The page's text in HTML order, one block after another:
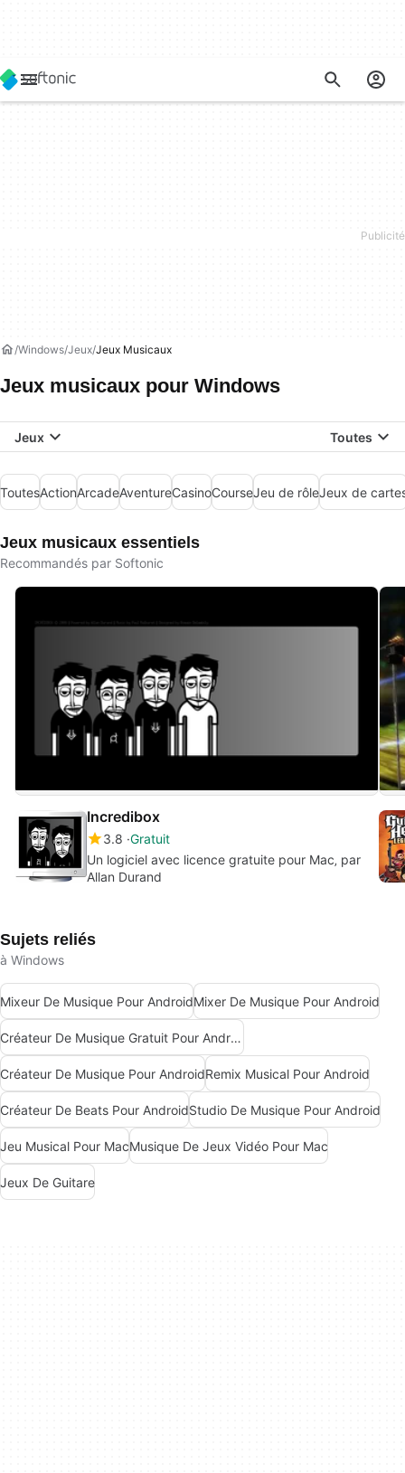
Windows Jeux Jeux Musicaux
Jeux musicaux pour Windows
Jeux Toutes
ToutesActionArcadeAventureCasinoCourseJeu de rôleJeux de
Jeux musicaux essentiels
Recommandés par Softonic
Incredibox
3.8 Gratuit
Un logiciel avec licence gratuite pour Mac‚ par
Allan Durand
Sujets reliés
à Windows
Mixeur De Musique Pour AndroidMixer De Musique Pour Android
Créateur De Musique Gratuit Pour Android
Créateur De Musique Pour AndroidRemix Musical Pour Android
Créateur De Beats Pour AndroidStudio De Musique Pour Android
Jeu Musical Pour MacMusique De Jeux Vidéo Pour Mac
Jeux De Guitare